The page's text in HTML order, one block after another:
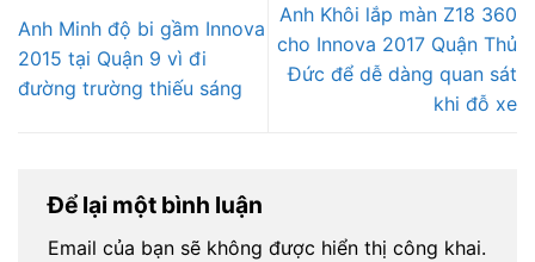
Anh Minh độ bi gầm Innova
2015 tại Quận 9 vì đi
đường trường thiếu sáng
Anh Khôi lắp màn Z18 360
cho Innova 2017 Quận Thủ
Đức để dễ dàng quan sát
khi đỗ xe
Để lại một bình luận
Email của bạn sẽ không được hiển thị công khai.